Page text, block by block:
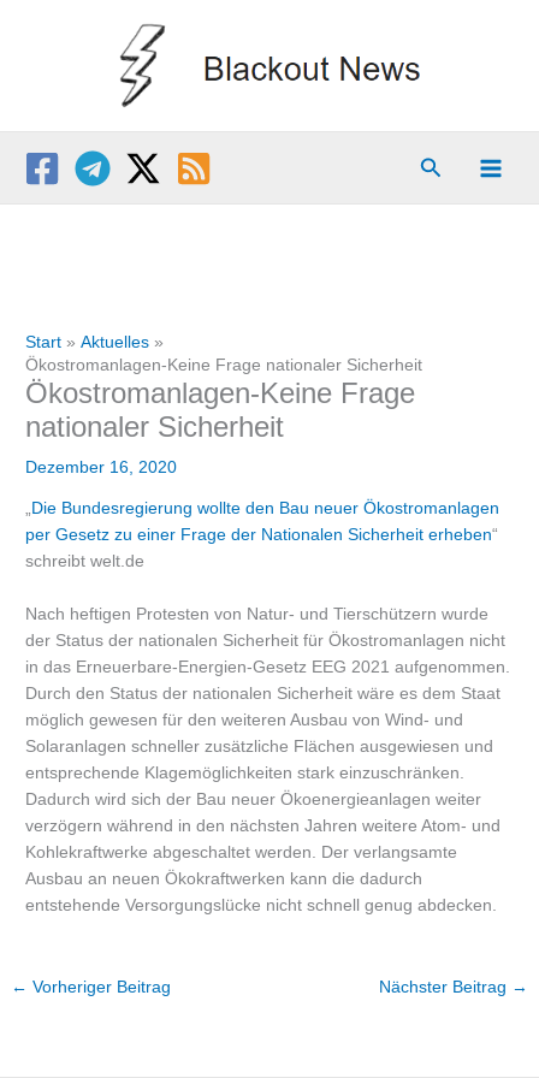
Suchen
Start
Aktuelles
Ökostromanlagen-Keine Frage nationaler Sicherheit
Ökostromanlagen-Keine Frage
nationaler Sicherheit
Dezember 16, 2020
Die Bundesregierung wollte den Bau neuer Ökostromanlagen
per Gesetz zu einer Frage der Nationalen Sicherheit erheben“
schreibt welt.de
Nach heftigen Protesten von Natur- und Tierschützern wurde
der Status der nationalen Sicherheit für Ökostromanlagen nicht
in das Erneuerbare-Energien-Gesetz EEG 2021 aufgenommen.
Durch den Status der nationalen Sicherheit wäre es dem Staat
möglich gewesen für den weiteren Ausbau von Wind- und
Solaranlagen schneller zusätzliche Flächen ausgewiesen und
entsprechende Klagemöglichkeiten stark einzuschränken.
Dadurch wird sich der Bau neuer Ökoenergieanlagen weiter
verzögern während in den nächsten Jahren weitere Atom- und
Kohlekraftwerke abgeschaltet werden. Der verlangsamte
Ausbau an neuen Ökokraftwerken kann die dadurch
entstehende Versorgungslücke nicht schnell genug abdecken.
← Vorheriger Beitrag Nächster Beitrag →